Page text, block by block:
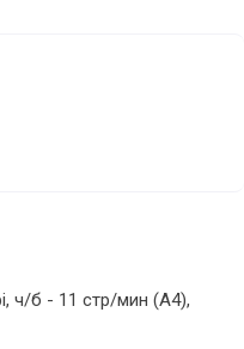
ч/б - 11 стр/мин (А4),